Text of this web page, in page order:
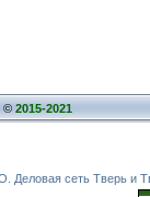
© 2015-2021